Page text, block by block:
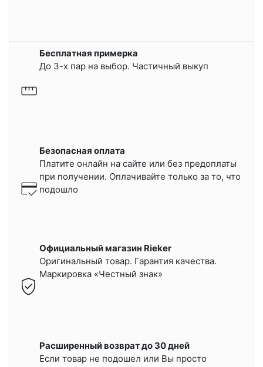
Бесплатная примерка
До 3-х пар на выбор. Частичный выкуп
Безопасная оплата
Платите онлайн на сайте или без предоплаты
при получении. Оплачивайте только за то, что
подошло
Официальный магазин Rieker
Оригинальный товар. Гарантия качества.
Маркировка «Честный знак»
Расширенный возврат до 30 дней
Если товар не подошел или Вы просто